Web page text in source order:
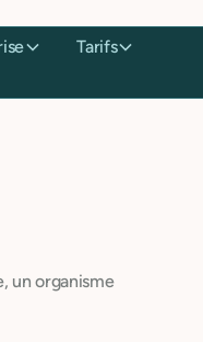
Tarifs
un organisme